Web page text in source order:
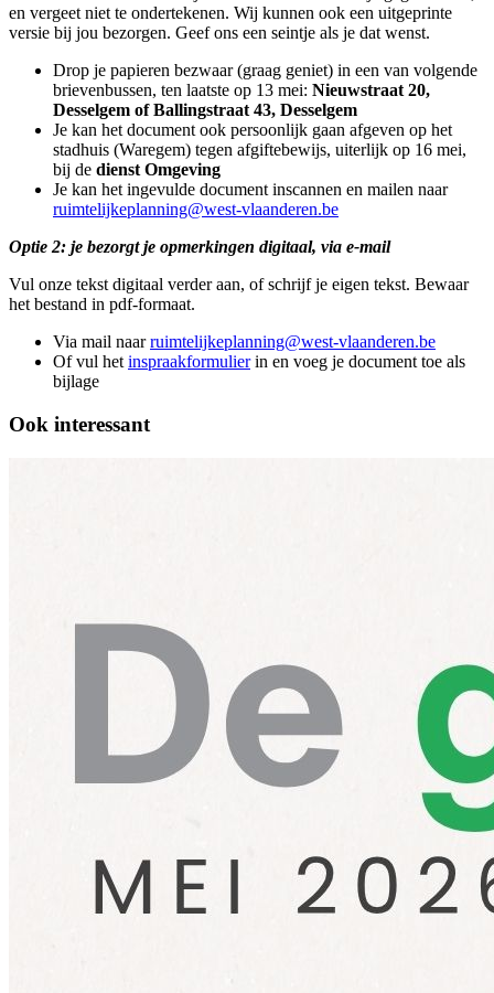
en vergeet niet te ondertekenen. Wij kunnen ook een uitgeprinte
versie bij jou bezorgen. Geef ons een seintje als je dat wenst.
Drop je papieren bezwaar (graag geniet) in een van volgende
brievenbussen, ten laatste op 13 mei: Nieuwstraat 20,
Desselgem of Ballingstraat 43, Desselgem
Je kan het document ook persoonlijk gaan afgeven op het
stadhuis (Waregem) tegen afgiftebewijs, uiterlijk op 16 mei,
bij de dienst Omgeving
Je kan het ingevulde document inscannen en mailen naar
ruimtelijkeplanning@west-vlaanderen.be
Optie 2: je bezorgt je opmerkingen digitaal, via e-mail
Vul onze tekst digitaal verder aan, of schrijf je eigen tekst. Bewaar
het bestand in pdf-formaat.
Via mail naarruimtelijkeplanning@west-vlaanderen.be
Of vul hetinspraakformulierin en voeg je document toe als
bijlage
Ook interessant